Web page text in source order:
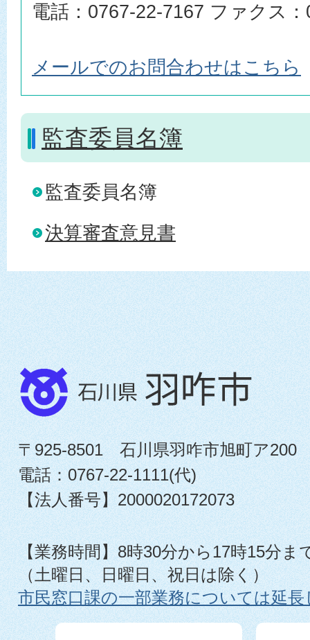
電話：0767-22-7167 ファクス
メールでのお問合わせはこちら
監査委員名簿
監査委員名簿
決算審査意見書
〒925-8501 石川県羽咋市旭町ア200
電話：0767-22-1111(代)
【法人番号】2000020172073
【業務時間】8時30分から17時15分ま
（土曜日、日曜日、祝日は除く）
市民窓口課の一部業務については延